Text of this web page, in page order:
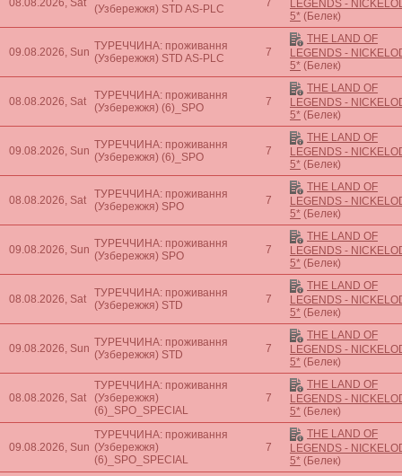
08.08.2026, Sat
(Узбережжя) STD AS-PLC 7
LEGENDS -
5* (Белек)
09.08.2026, Sun ТУРЕЧЧИНА: проживання
(Узбережжя) STD AS-PLC 7
THE LAND OF
LEGENDS -
5* (Белек)
08.08.2026, Sat
ТУРЕЧЧИНА: проживання
(Узбережжя) (6)_SPO 7
THE LAND OF
LEGENDS -
5* (Белек)
09.08.2026, Sun ТУРЕЧЧИНА: проживання
(Узбережжя) (6)_SPO 7
THE LAND OF
LEGENDS -
5* (Белек)
08.08.2026, Sat
ТУРЕЧЧИНА: проживання
(Узбережжя) SPO 7
THE LAND OF
LEGENDS -
5* (Белек)
09.08.2026, Sun ТУРЕЧЧИНА: проживання
(Узбережжя) SPO 7
THE LAND OF
LEGENDS -
5* (Белек)
08.08.2026, Sat
ТУРЕЧЧИНА: проживання
(Узбережжя) STD 7
THE LAND OF
LEGENDS -
5* (Белек)
09.08.2026, Sun ТУРЕЧЧИНА: проживання
(Узбережжя) STD 7
THE LAND OF
LEGENDS -
5* (Белек)
08.08.2026, Sat
ТУРЕЧЧИНА: проживання
(Узбережжя)
(6)_SPO_SPECIAL
7
THE LAND OF
LEGENDS -
5* (Белек)
09.08.2026, Sun
ТУРЕЧЧИНА: проживання
(Узбережжя)
(6)_SPO_SPECIAL
7
THE LAND OF
LEGENDS -
5* (Белек)